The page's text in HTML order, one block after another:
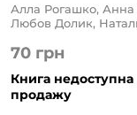
70 грн
Алла Рогашко, Анна
Любов Долик,
Ніка Нікалео, Олена
Чернінька, Світлана
Горбань, Тала
Тетяна Белімова
Книга недоступна
продажу